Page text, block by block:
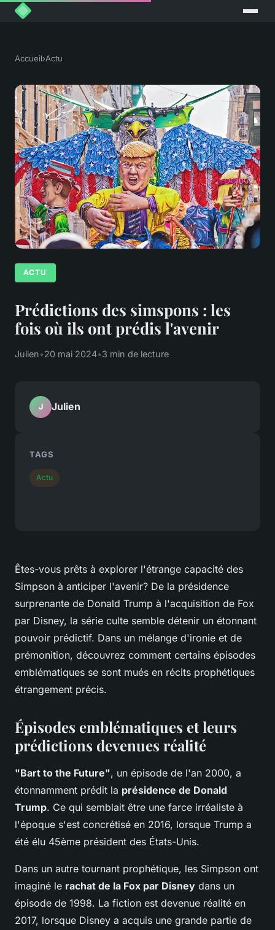
Accueil›Actu
ACTU
Prédictions des simspons : les
fois où ils ont prédis l'avenir
Julien•20 mai 2024•3 min de lecture
Êtes-vous prêts à explorer l'étrange capacité des
Simpson à anticiper l'avenir? De la présidence
surprenante de Donald Trump à l'acquisition de Fox
par Disney, la série culte semble détenir un étonnant
pouvoir prédictif. Dans un mélange d'ironie et de
prémonition, découvrez comment certains épisodes
emblématiques se sont mués en récits prophétiques
étrangement précis.
Épisodes emblématiques et leurs
prédictions devenues réalité
"Bart to the Future", un épisode de l'an 2000, a
étonnamment prédit la présidence de Donald
Trump. Ce qui semblait être une farce irréaliste à
l'époque s'est concrétisé en 2016, lorsque Trump a
été élu 45ème président des États-Unis.
Dans un autre tournant prophétique, les Simpson ont
imaginé le rachat de la Fox par Disney dans un
épisode de 1998. La fiction est devenue réalité en
2017, lorsque Disney a acquis une grande partie de
J Julien
TAGS
Actu